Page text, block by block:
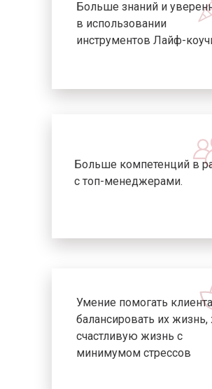
Больше знаний и
в использовании
инструментов Лайф-
Больше компетенций в
с топ-менеджерами.
Умение помогать
балансировать их жизнь,
счастливую жизнь с
минимумом стрессов